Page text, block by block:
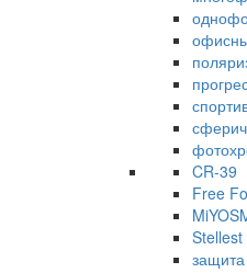
CR-39
Free
Stellest
защита